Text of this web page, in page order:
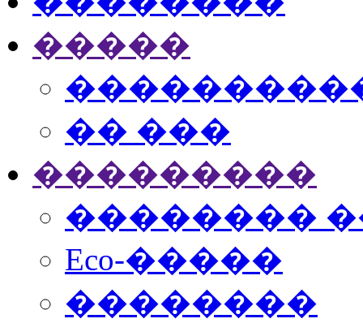
�����
�� ���
���������
��������
Eco-�����
��������